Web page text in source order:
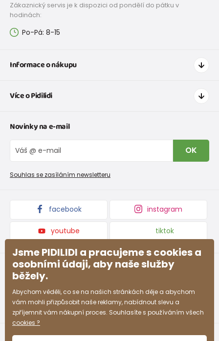
Zákaznický servis je k dispozici od pondělí do pátku v
hodinách:
Po-Pá: 8-15
Informace o nákupu
Doprava a platba
Tabulka velikostí obuvi
Vrácení zboží a reklamace
Reklamační řád
Více o Pidilidi
O nás
Blog
Velkoobchod PiDiLiDi
Affiliate program
Kolekce zboží
Novinky na e-mail
OK
Souhlas se zasíláním newsletteru
facebook instagram
youtube tiktok
Jsme PIDILIDI a pracujeme s cookies a
osobními údaji, aby naše služby
běžely.
Abychom věděli, co se na našich stránkách děje a abychom
vám mohli přizpůsobit naše reklamy, nabídnout slevu a
zpříjemnit vám nákupní proces. Souhlasíte s používáním všech
cookies ?